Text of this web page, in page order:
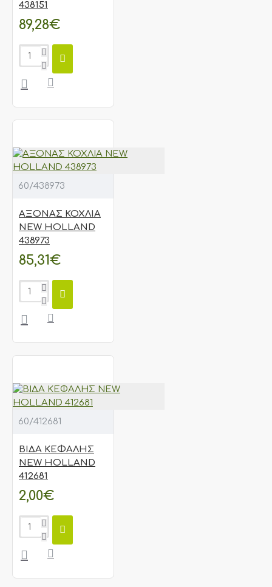
438151
89,28€
60/438973
ΑΞΟΝΑΣ ΚΟΧΛΙΑ
NEW HOLLAND
438973
85,31€
60/412681
ΒΙΔΑ ΚΕΦΑΛΗΣ
NEW HOLLAND
412681
2,00€